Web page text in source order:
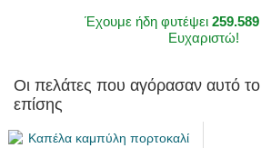
Έχουμε ήδη φυτέψει 259.589
Ευχαριστώ!
Οι πελάτες που αγόρασαν αυτό
επίσης